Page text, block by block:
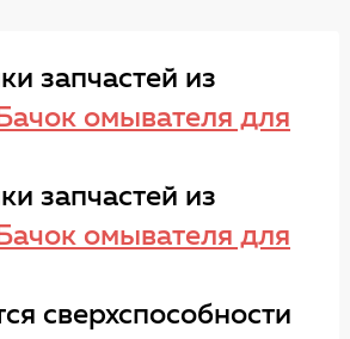
запчастей из
Бачок омывателя для
запчастей из
Бачок омывателя для
сверхспособности